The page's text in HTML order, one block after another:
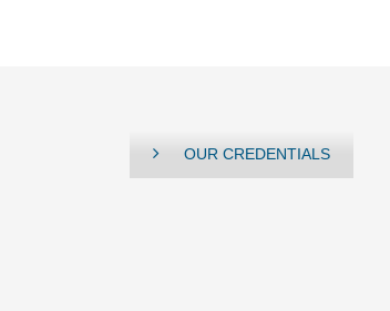
OUR CREDENTIALS